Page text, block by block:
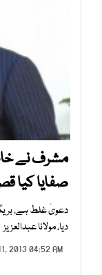
مشرف نے
صفایا کیا
دعویٰ غلط ہے،
دیا، مولانا عبدالعزیز
2013 04:52 AM |